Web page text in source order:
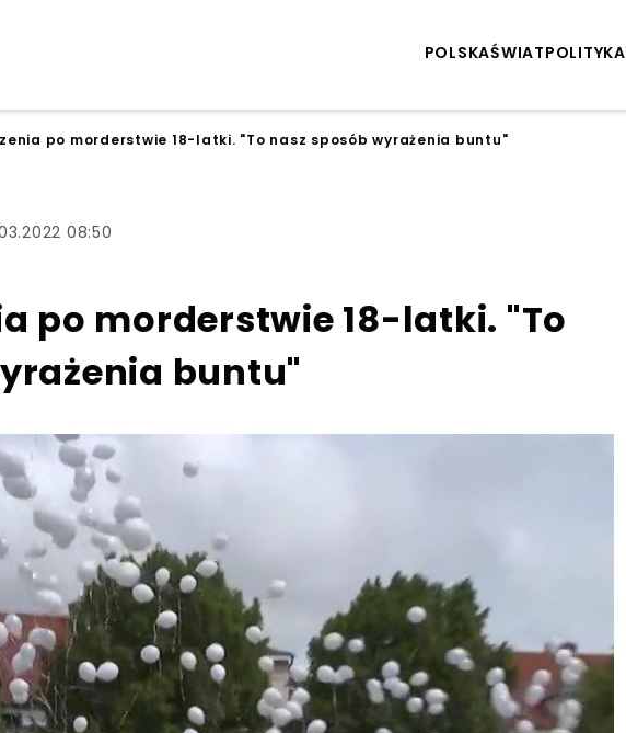
POLSKAŚWIATPOLITYKA
po morderstwie 18-latki. "To nasz sposób wyrażenia buntu"
08:50
po morderstwie 18-latki. "To
buntu"